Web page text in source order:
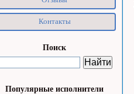
Контакты
Поиск
Популярные исполнители